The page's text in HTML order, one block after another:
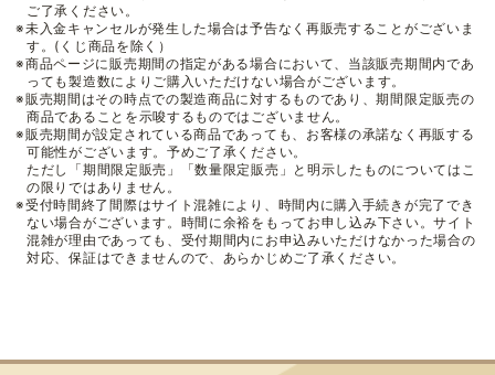
ご了承ください。
※未入金キャンセルが発生した場合は予告なく再販売することがございま
す。(くじ商品を除く）
※商品ページに販売期間の指定がある場合において、当該販売期間内であ
っても製造数によりご購入いただけない場合がございます。
※販売期間はその時点での製造商品に対するものであり、期間限定販売の
商品であることを示唆するものではございません。
※販売期間が設定されている商品であっても、お客様の承諾なく再販する
可能性がございます。予めご了承ください。
ただし「期間限定販売」「数量限定販売」と明示したものについてはこ
の限りではありません。
※受付時間終了間際はサイト混雑により、時間内に購入手続きが完了でき
ない場合がございます。時間に余裕をもってお申し込み下さい。サイト
混雑が理由であっても、受付期間内にお申込みいただけなかった場合の
対応、保証はできませんので、あらかじめご了承ください。